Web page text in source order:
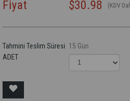
Fiyat $30.98 (KDV
Tahmini Teslim Süresi 15 Gün
ADET